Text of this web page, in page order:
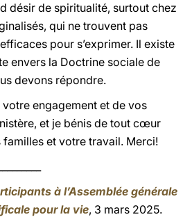
désir de spiritualité, surtout chez
qui ne trouvent pas
pour s’exprimer. Il existe
envers la Doctrine sociale de
devons répondre.
engagement et de vos
et je bénis de tout cœur
et votre travail. Merci!
à l’Assemblée générale
pour la vie, 3 mars 2025.